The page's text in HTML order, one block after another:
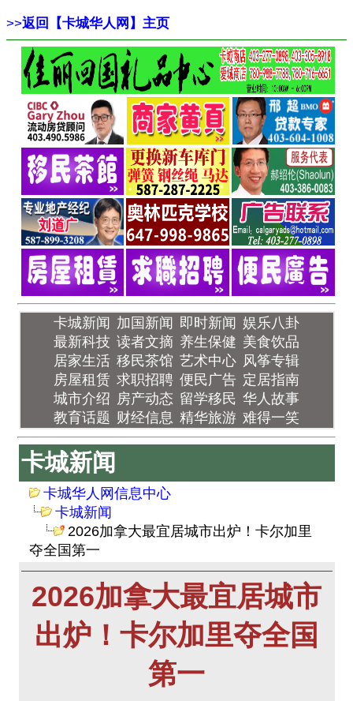
>>返回【卡城华人网】主页
卡城新闻 加国新闻 即时新闻 娱乐八卦
最新科技 读者文摘 养生保健 美食饮品
居家生活 移民茶馆 艺术中心 风筝专辑
房屋租赁 求职招聘 便民广告 定居指南
城市介绍 房产动态 留学移民 华人故事
教育话题 财经信息 精华旅游 难得一笑
卡城新闻
卡城华人网信息中心
卡城新闻
2026加拿大最宜居城市出炉！卡尔加里
夺全国第一
2026加拿大最宜居城市
出炉！卡尔加里夺全国
第一